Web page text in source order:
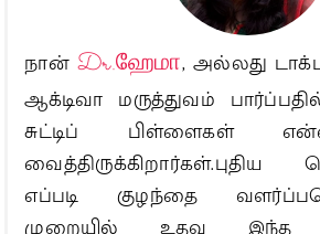
நான்Dr.ஹேமா, அல்லது
ஆக்டிவா மருத்துவம்
சுட்டிப் பிள்ளைகள்
வைத்திருக்கிறார்கள்.புதிய
எப்படி குழந்தை